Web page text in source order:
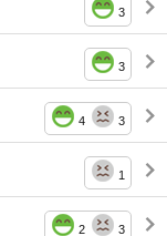
3
3
4 3
1
2 3